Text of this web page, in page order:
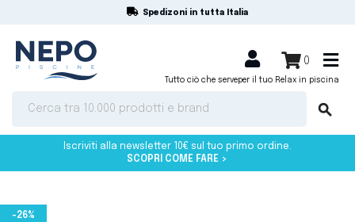
Spedizoni in tutta Italia

shopping_cart 0

Tutto ciò che serveper il tuo Relax in piscina
search
Iscriviti alla newsletter 10€ sul tuo primo ordine.
SCOPRI COME FARE >
-26%